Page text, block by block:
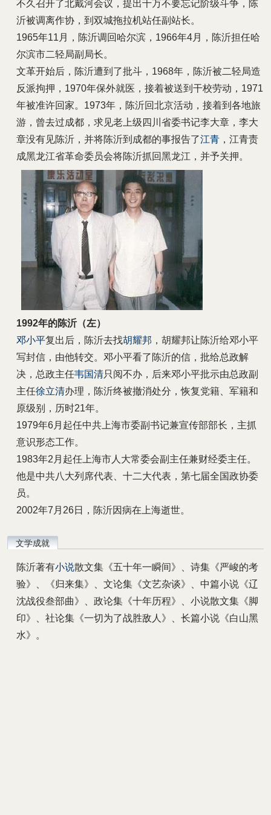
不久召开了北戴河会议，提出千万不要忘记阶级斗争，陈
沂被调离作协，到双城拖拉机站任副站长。
1965年11月，陈沂调回哈尔滨，1966年4月，陈沂担任哈
尔滨市二轻局副局长。
文革开始后，陈沂遭到了批斗，1968年，陈沂被二轻局造
反派拘押，1970年保外就医，接着被送到干校劳动，1971
年被准许回家。1973年，陈沂回北京活动，接着到各地旅
游，曾去过成都，求见老上级四川省委书记李大章，李大
章没有见陈沂，并将陈沂到成都的事报告了江青 ，江青责
成黑龙江省革命委员会将陈沂抓回黑龙江，并予关押。
1992年的陈沂（左）
邓小平复出后，陈沂去找胡耀邦 ，胡耀邦让陈沂给邓小平
写封信，由他转交。邓小平看了陈沂的信，批给总政解
决，总政主任韦国清只阅不办，后来邓小平批示由总政副
主任徐立清办理，陈沂终被撤消处分，恢复党籍、军籍和
原级别，历时21年。
1979年6月起任中共上海市委副书记兼宣传部部长，主抓
意识形态工作。
1983年2月起任上海市人大常委会副主任兼财经委主任。
他是中共八大列席代表、十二大代表，第七届全国政协委
员。
2002年7月26日，陈沂因病在上海逝世。
文学成就
陈沂著有小说散文集《五十年一瞬间》、诗集《严峻的考
验》、《归来集》、文论集《文艺杂谈》、中篇小说《辽
沈战役叁部曲》、政论集《十年历程》、小说散文集《脚
印》、社论集《一切为了战胜敌人》、长篇小说《白山黑
水》。